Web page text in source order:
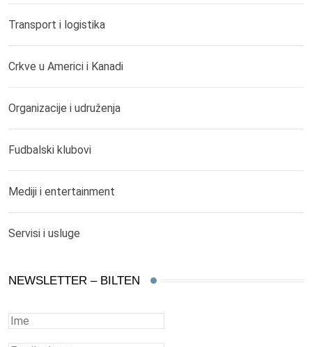
Transport i logistika
Crkve u Americi i Kanadi
Organizacije i udruženja
Fudbalski klubovi
Mediji i entertainment
Servisi i usluge
NEWSLETTER – BILTEN